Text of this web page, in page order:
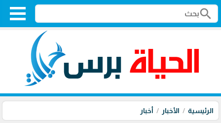
search
الرئيسية الأخبار أخبار